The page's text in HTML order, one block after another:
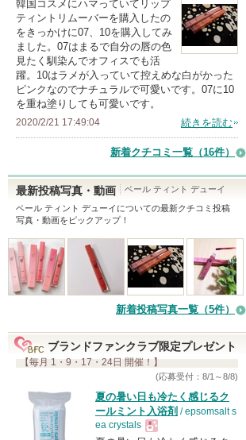
韓国コスメにハマっていてリップ
ティントリムーバーを購入したの
をきっかけに07、10を購入してみ
ました。07はまるで自分の唇の色
見たく馴染んでオフィスでも活
躍。10はラメが入っていて控えめな白がかった
ピンクなのでナチュラルで可愛いです。07に10
を重ね塗りしても可愛いです。
2020/2/21 17:49:04 続きを読む
新着クチコミ一覧 （16件）
最新投稿写真・動画
ベール ティント デューイ
ベール ティント デューイ についての最新クチコミ投稿
写真・動画をピックアップ！
新着投稿写真一覧（5件）
ブランドファンクラブ限定プレゼント
【毎月 1・9・17・24日 開催！】
(応募受付：8/1～8/8)
夏の暑い日も冷たく感じるク
ールミント入浴剤 / epsomsalt s
ea crystals